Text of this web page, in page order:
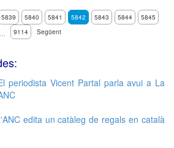
5839 5840 5841 5842 5843 5844
5845
… 9114 Següent
periodista Vicent Partal parla avui a La
edita un catàleg de regals en català